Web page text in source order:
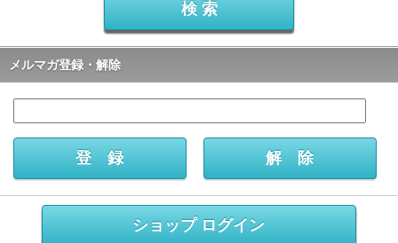
メルマガ登録・解除
ショップ ログイン